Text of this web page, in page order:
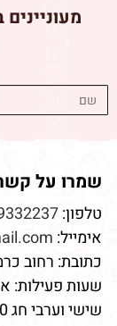
שמרו על
טלפון:
אימייל:
כתובת: רחוב
שעות פעילות: א'-ה'
שישי וערבי חג 8:30-14:00